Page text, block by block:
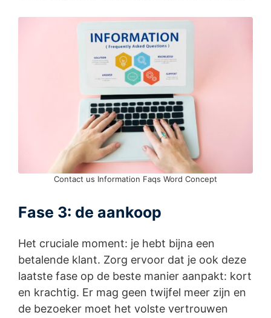
Contact us Information Faqs Word Concept
Fase 3: de aankoop
Het cruciale moment: je hebt bijna een
betalende klant. Zorg ervoor dat je ook deze
laatste fase op de beste manier aanpakt: kort
en krachtig. Er mag geen twijfel meer zijn en
de bezoeker moet het volste vertrouwen